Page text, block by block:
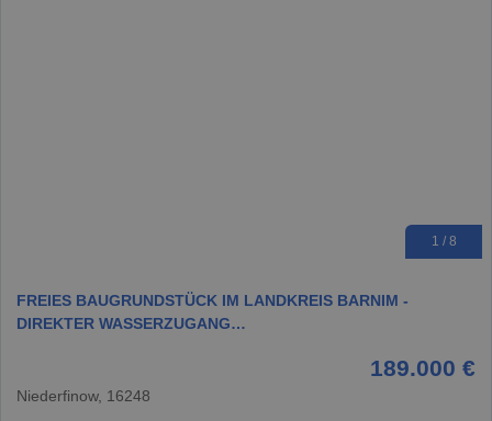
1 / 8
FREIES BAUGRUNDSTÜCK IM LANDKREIS BARNIM -
DIREKTER WASSERZUGANG…
189.000 €
Niederfinow, 16248